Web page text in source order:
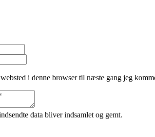
i denne browser til næste gang jeg
data bliver indsamlet og gemt.